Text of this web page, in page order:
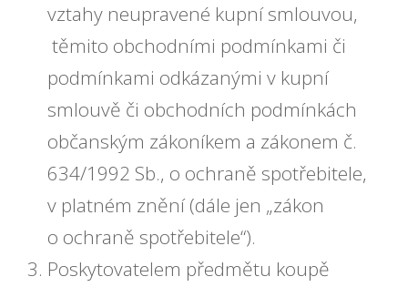
vztahy neupravené kupní smlouvou,
těmito obchodními podmínkami či
podmínkami odkázanými v kupní
smlouvě či obchodních podmínkách
občanským zákoníkem a zákonem č.
634/1992 Sb., o ochraně spotřebitele,
v platném znění (dále jen „zákon
o ochraně spotřebitele“).
Poskytovatelem předmětu koupě